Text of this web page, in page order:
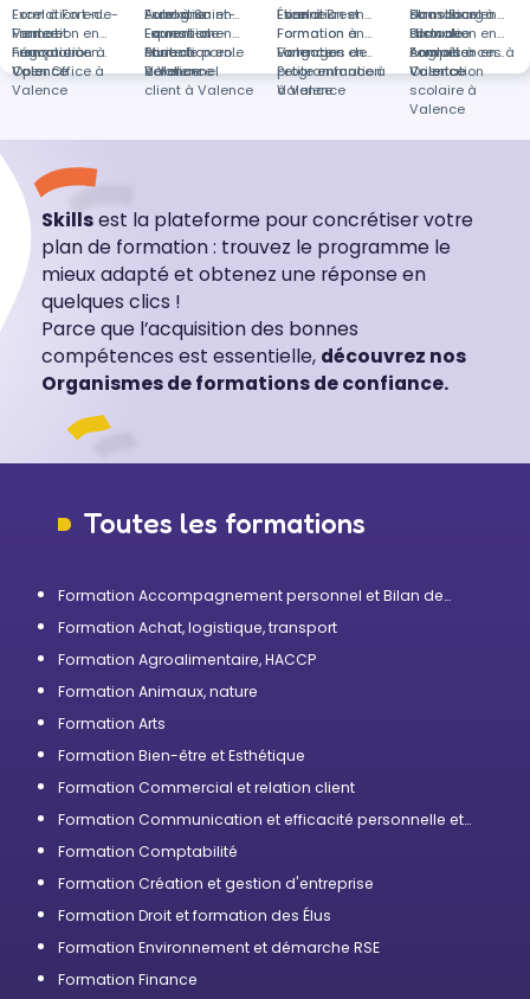
Eure
Aubagne
Étienne
Strasbourg
Excel à Fort-de-
France
Excel à Saint-
Laurent-de-
Mure
Excel à Brest
dans Excel à
distance
Formation en
Vente et
négociation à
Valence
Formation en
Expression
écrite à
Valence
Formation en
Formation à
Valence
Formation en
Bilan de
compétences à
Valence
Formation en
Français à
Valence
Formation en
Prise de parole
à Valence
Formation en
Langages de
programmation
à Valence
Formation en
Anglais à
Valence
Formation en
Open Office à
Valence
Formation en
Relationnel
client à Valence
Formation en
Petite enfance à
Valence
Formation en
Orientation
scolaire à
Valence
Skillsest la plateforme pour concrétiser votre
plan de formation : trouvez le programme le
mieux adapté et obtenez une réponse en
quelques clics !
Parce que l’acquisition des bonnes
compétences est essentielle, découvrez nos
Organismes de formations de confiance.
Toutes les formations
Formation Accompagnement personnel et Bilan de
Formation Achat, logistique, transport
Formation Agroalimentaire, HACCP
Formation Animaux, nature
Formation Arts
Formation Bien-être et Esthétique
Formation Commercial et relation client
Formation Communication et efficacité personnelle et
Formation Comptabilité
Formation Création et gestion d'entreprise
Formation Droit et formation des Élus
Formation Environnement et démarche RSE
Formation Finance